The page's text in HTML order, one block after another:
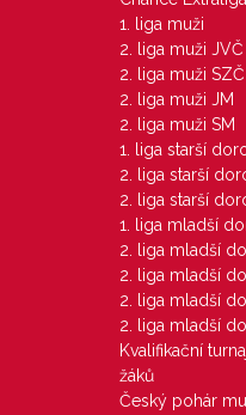
1. liga muži
2. liga muži JVČ
2. liga muži SZČ
2. liga muži JM
2. liga muži SM
1. liga starší
2. liga starší
2. liga starší
1. liga mladší
2. liga mladší
2. liga mladší
2. liga mladší
2. liga mladší
Kvalifikační
žáků
Český pohár